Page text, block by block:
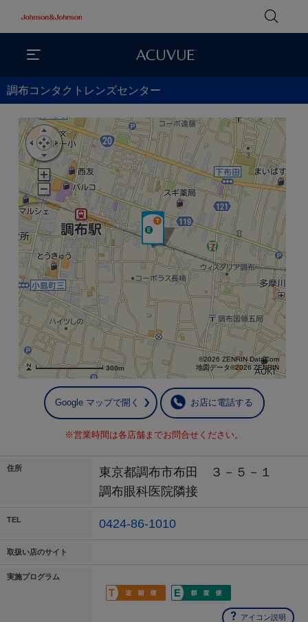
調布コンタクトレンズセンター
300m
©2026 ZENRIN DataCom
地図データ©2026 ZENRIN
Google マップで開く お店に電話する
※営業時間は各店舗までお問合せください。
住所
東京都調布市布田 ３－５－１
調布眼科医院隣接
TEL 0424-86-1010
取扱い店のサイト
実施プログラム
アイコン説明